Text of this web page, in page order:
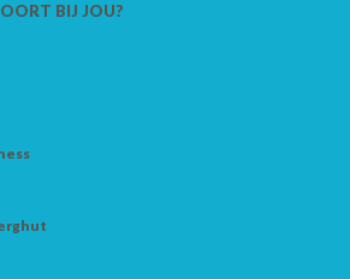
BIJ JOU?